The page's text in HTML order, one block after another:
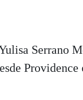
Serrano